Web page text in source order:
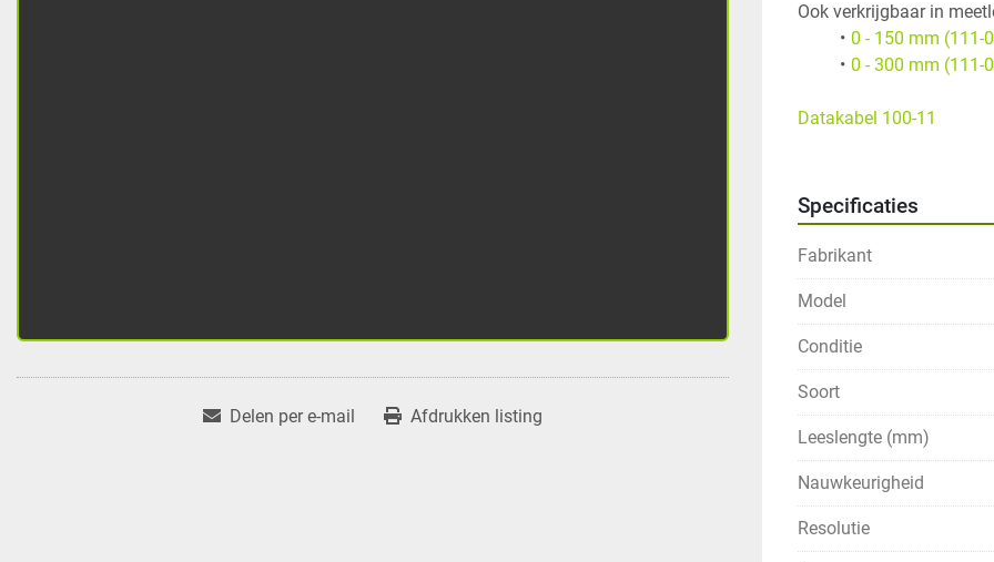
Delen per e-mail Afdrukken listing
Ook verkrijgbaar in
0 - 150 mm (111-
0 - 300 mm (111-
Datakabel 100-11
Specificaties
Fabrikant
Model
Conditie
Soort
Leeslengte (mm)
Nauwkeurigheid
Resolutie